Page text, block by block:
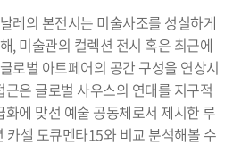
레의 본전시는 미술사조를 성실하게
, 미술관의 컬렉션 전시 혹은 최근에
로벌 아트페어의 공간 구성을 연상시
은 글로벌 사우스의 연대를 지구적
에 맞선 예술 공동체로서 제시한 루
카셀 도큐멘타15와 비교 분석해볼 수